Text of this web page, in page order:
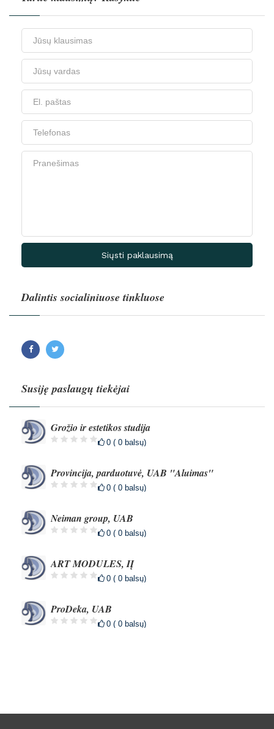
Siųsti paklausimą
Dalintis socialiniuose tinkluose
Susiję paslaugų tiekėjai
Grožio ir estetikos studija
0 ( 0 balsų)
Provincija, parduotuvė, UAB "Aluimas"
0 ( 0 balsų)
Neiman group, UAB
0 ( 0 balsų)
ART MODULES, IĮ
0 ( 0 balsų)
ProDeka, UAB
0 ( 0 balsų)